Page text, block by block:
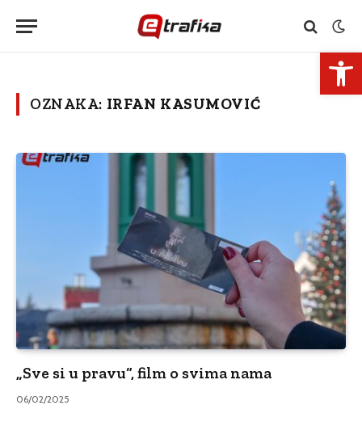
OZNAKA: IRFAN KASUMOVIĆ
„Sve si u pravu“, film o svima nama
06/02/2025